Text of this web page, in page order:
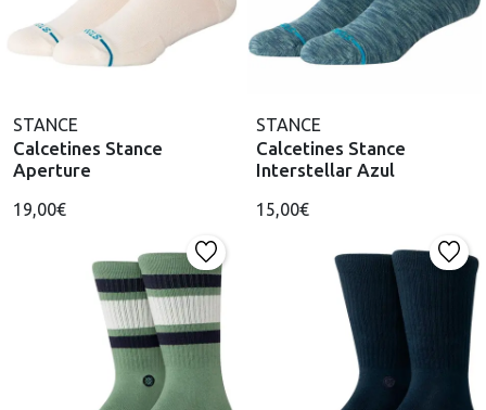
STANCE
Calcetines Stance
Aperture
19,00€
STANCE
Calcetines Stance
Interstellar Azul
15,00€